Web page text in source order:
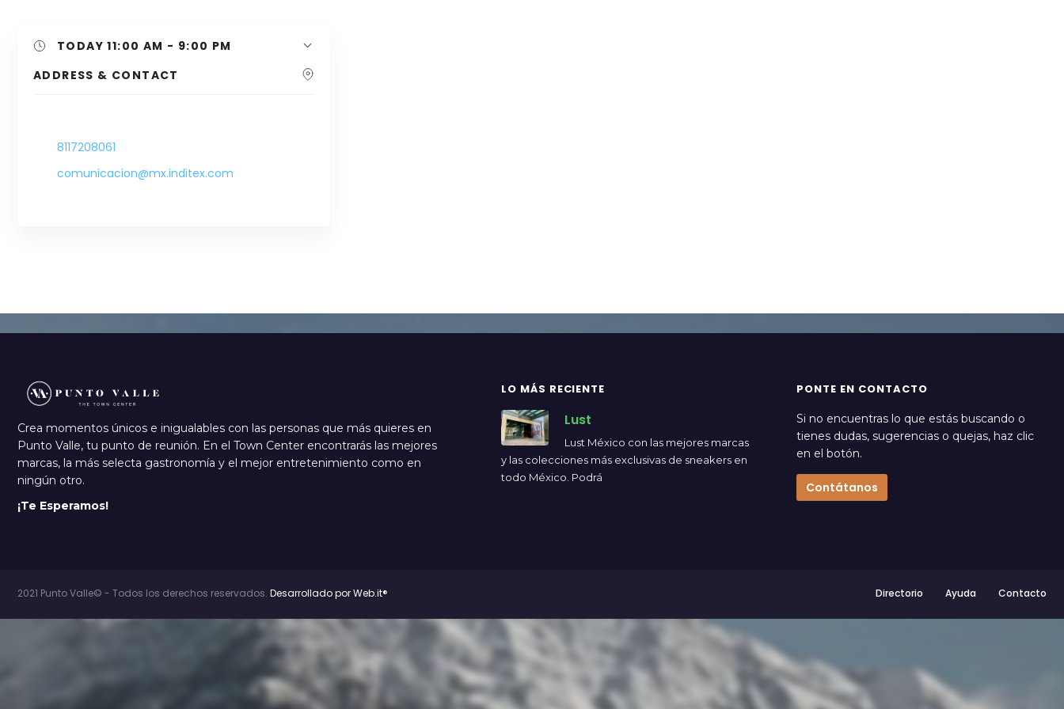
TODAY11:00 AM - 9:00 PM
ADDRESS & CONTACT
8117208061
comunicacion@mx.inditex.com
Crea momentos únicos e inigualables con las personas que más quieres en
Punto Valle, tu punto de reunión. En el Town Center encontrarás las mejores
marcas, la más selecta gastronomía y el mejor entretenimiento como en
ningún otro.
¡Te Esperamos!
LO MÁS RECIENTE
Lust
Lust México con las mejores marcas
y las colecciones más exclusivas de sneakers en
todo México. Podrá
PONTE EN CONTACTO
Si no encuentras lo que estás buscando o
tienes dudas, sugerencias o quejas, haz clic
en el botón.
Contátanos
Directorio Ayuda Contacto
2021 Punto Valle© - Todos los derechos reservados. Desarrollado por Web.it®